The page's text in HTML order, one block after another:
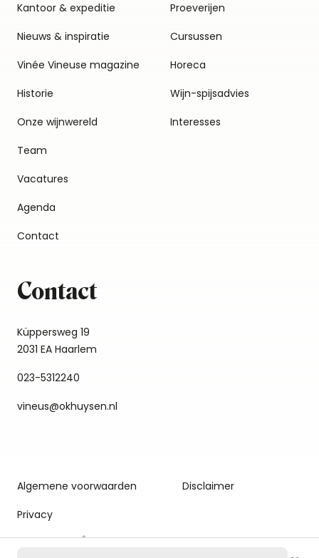
Kantoor & expeditie
Nieuws & inspiratie
Vinée Vineuse magazine
Historie
Onze wijnwereld
Team
Vacatures
Agenda
Contact
Proeverijen
Cursussen
Horeca
Wijn-spijsadvies
Interesses
Contact
Küppersweg 19
2031 EA Haarlem
023-5312240
vineus@okhuysen.nl
Algemene voorwaarden
Disclaimer
Privacy